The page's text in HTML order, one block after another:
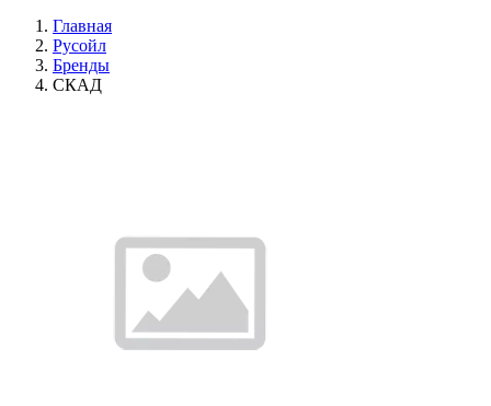
Главная
Русойл
Бренды
СКАД